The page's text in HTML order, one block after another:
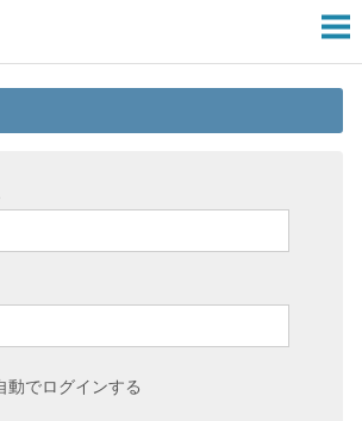
動でログインする